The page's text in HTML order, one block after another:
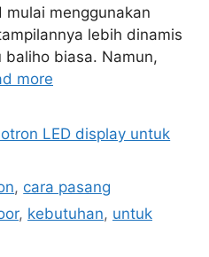
menggunakan
lebih dinamis
biasa. Namun,
more
LED display untuk
, cara pasang
, kebutuhan, untuk